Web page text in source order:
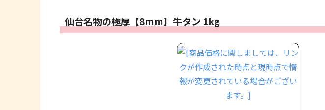
仙台名物の極厚【8mm】牛タン 1kg